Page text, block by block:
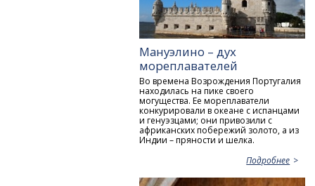
Мануэлино – дух
мореплавателей
Во времена Возрождения Португалия
находилась на пике своего
могущества. Ее мореплаватели
конкурировали в океане с испанцами
и генуэзцами; они привозили с
африканских побережий золото, а из
Индии – пряности и шелка.
Подробнее